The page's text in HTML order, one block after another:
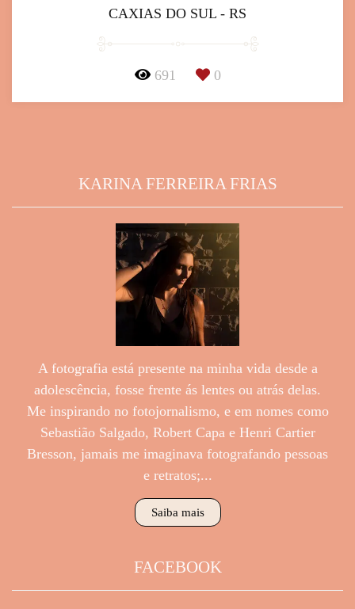
CAXIAS DO SUL - RS
691 0
KARINA FERREIRA FRIAS
A fotografia está presente na minha vida desde a
adolescência, fosse frente ás lentes ou atrás delas.
Me inspirando no fotojornalismo, e em nomes como
Sebastião Salgado, Robert Capa e Henri Cartier
Bresson, jamais me imaginava fotografando pessoas
e retratos;...
Saiba mais
FACEBOOK